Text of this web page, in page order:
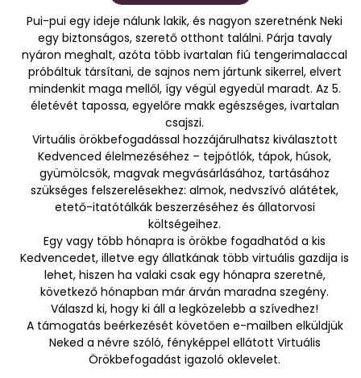
Pui-pui egy ideje nálunk lakik, és nagyon szeretnénk Neki
egy biztonságos, szerető otthont találni. Párja tavaly
nyáron meghalt, azóta több ivartalan fiú tengerimalaccal
próbáltuk társítani, de sajnos nem jártunk sikerrel, elvert
mindenkit maga mellől, így végül egyedül maradt. Az 5.
életévét tapossa, egyelőre makk egészséges, ivartalan
csajszi.
Virtuális örökbefogadással hozzájárulhatsz kiválasztott
Kedvenced élelmezéséhez – tejpótlók, tápok, húsok,
gyümölcsök, magvak megvásárlásához, tartásához
szükséges felszerelésekhez: almok, nedvszívó alátétek,
etető-itatótálkák beszerzéséhez és állatorvosi
költségeihez.
Egy vagy több hónapra is örökbe fogadhatód a kis
Kedvencedet, illetve egy állatkának több virtuális gazdija is
lehet, hiszen ha valaki csak egy hónapra szeretné,
következő hónapban már árván maradna szegény.
Válaszd ki, hogy ki áll a legközelebb a szívedhez!
A támogatás beérkezését követően e-mailben elküldjük
Neked a névre szóló, fényképpel ellátott Virtuális
Örökbefogadást igazoló oklevelet.